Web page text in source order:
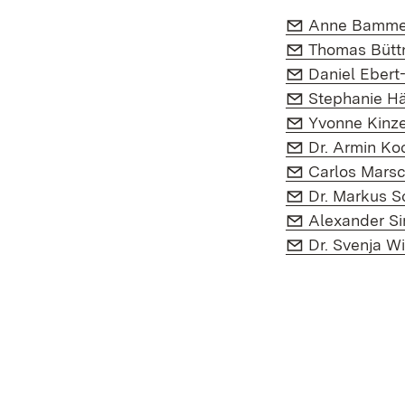
E-Mail:
Anne
E-Mail:
Thomas
E-Mail:
Daniel
E-Mail:
Stephanie
E-Mail:
Yvonne
E-Mail:
Dr. Armin
E-Mail:
Carlos
E-Mail:
Dr. Markus
E-Mail:
Alexander
E-Mail:
Dr. Svenja